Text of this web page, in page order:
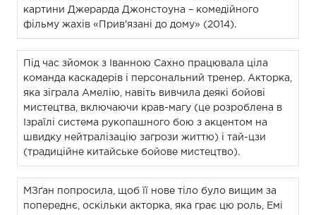
картини Джерарда Джонстоуна – комедійного
фільму жахів «Прив'язані до дому» (2014).
Під час зйомок з Іванною Сахно працювала ціла
команда каскадерів і персональний тренер. Акторка,
яка зіграла Амелію, навіть вивчила деякі бойові
мистецтва, включаючи крав-магу (це розроблена в
Ізраїлі система рукопашного бою з акцентом на
швидку нейтралізацію загрози життю) і тай-цзи
(традиційне китайське бойове мистецтво).
МЗґан попросила, щоб її нове тіло було вищим за
попереднє, оскільки акторка, яка грає цю роль, Емі